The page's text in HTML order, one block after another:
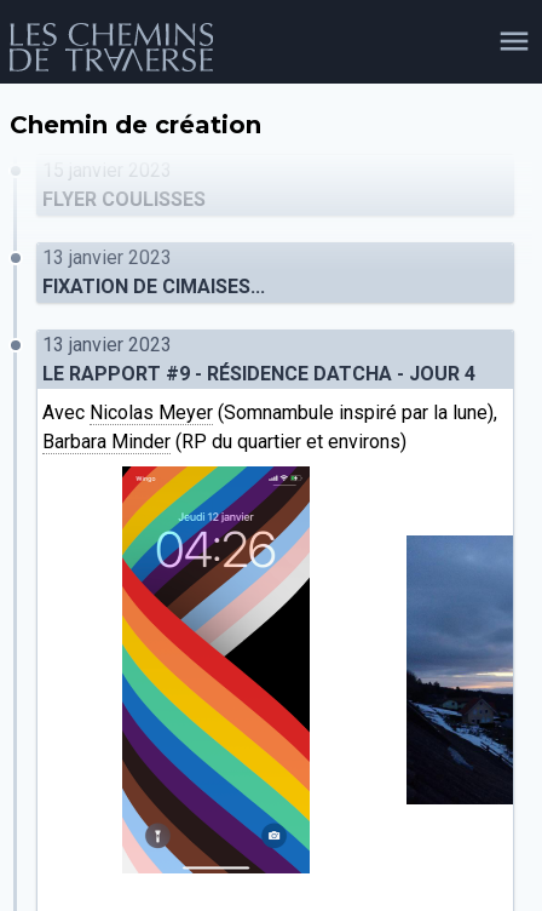
email
évènements
cours et stages recherche publications
Chemin de création
15 janvier 2023
FLYER COULISSES
13 janvier 2023
FIXATION DE CIMAISES...
13 janvier 2023
LE RAPPORT #9 - RÉSIDENCE DATCHA - JOUR 4
Avec Nicolas Meyer (Somnambule inspiré par la lune),
Barbara Minder (RP du quartier et environs)